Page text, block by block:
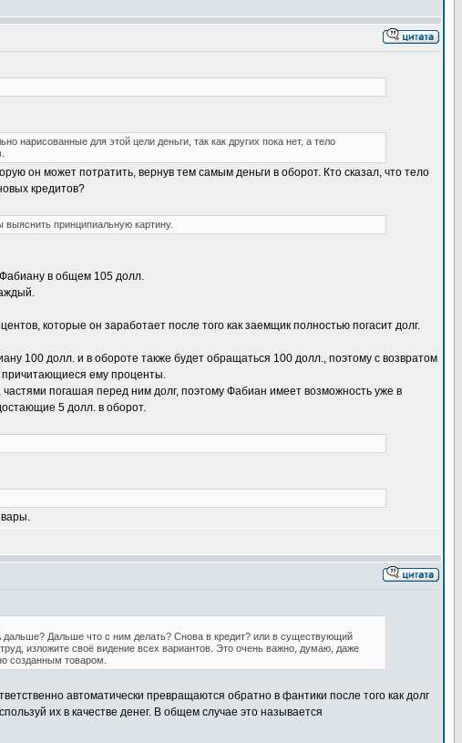
нарисованные для этой цели деньги, так как других пока нет, а тело
он может потратить, вернув тем самым деньги в оборот. Кто сказал, что тело
кредитов?
принципиальную картину.
Фабиану в общем 105 долл.
которые он заработает после того как заемщик полностью погасит долг.
100 долл. и в обороте также будет обращаться 100 долл., поэтому с возвратом
причитающиеся ему проценты.
погашая перед ним долг, поэтому Фабиан имеет возможность уже в
5 долл. в оборот.
дальше? Дальше что с ним делать? Снова в кредит? или в существующий
изложите своё видение всех вариантов. Это очень важно, думаю, даже
созданным товаром.
автоматически превращаются обратно в фантики после того как долг
их в качестве денег. В общем случае это называется